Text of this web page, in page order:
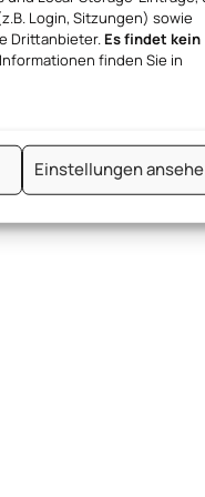
Login, Sitzungen) sowie
Drittanbieter. Es findet kein
finden Sie in
Einstellungen